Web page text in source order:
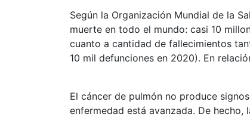
Según la Organización Mundial de la
muerte en todo el mundo: casi 10
cuanto a cantidad de fallecimientos
10 mil defunciones en 2020). En
El cáncer de pulmón no produce
enfermedad está avanzada. De